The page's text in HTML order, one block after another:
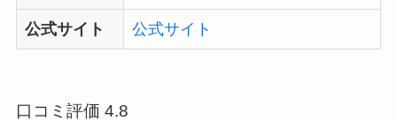
公式サイト 公式サイト
口コミ評価 4.8